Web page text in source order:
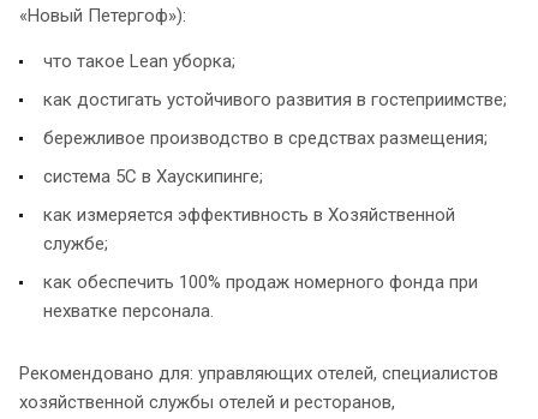
«Новый Петергоф»):
что такое Lean уборка;
как достигать устойчивого развития в гостеприимстве;
бережливое производство в средствах размещения;
система 5С в Хаускипинге;
как измеряется эффективность в Хозяйственной
службе;
как обеспечить 100% продаж номерного фонда при
нехватке персонала.
Рекомендовано для: управляющих отелей, специалистов
хозяйственной службы отелей и ресторанов,